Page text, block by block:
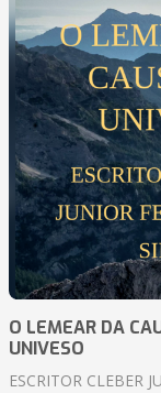
O LEMEAR DA
UNIVESO
ESCRITOR CLEBER